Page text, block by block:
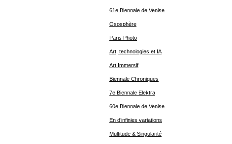
61e Biennale de Venise
Ososphère
Paris Photo
Art, technologies et IA
Art Immersif
Biennale Chroniques
7e Biennale Elektra
60e Biennale de Venise
En d’infinies variations
Multitude & Singularité